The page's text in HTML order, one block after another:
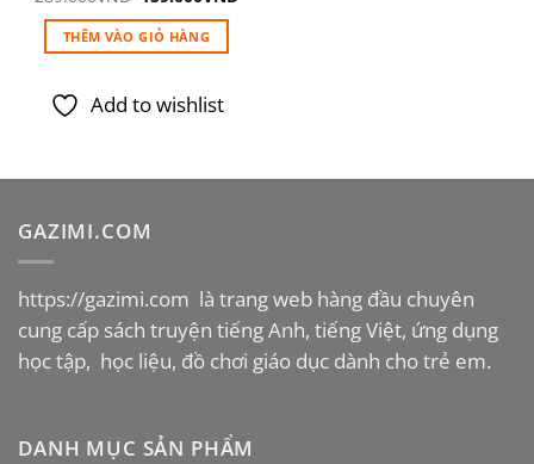
là:
289.000VND.
THÊM VÀO GIỎ HÀNG
Add to wishlist
GAZIMI.COM
https://gazimi.com là trang web hàng đầu chuyên
cung cấp sách truyện tiếng Anh, tiếng Việt, ứng dụng
học tập, học liệu, đồ chơi giáo dục dành cho trẻ em.
DANH MỤC SẢN PHẨM